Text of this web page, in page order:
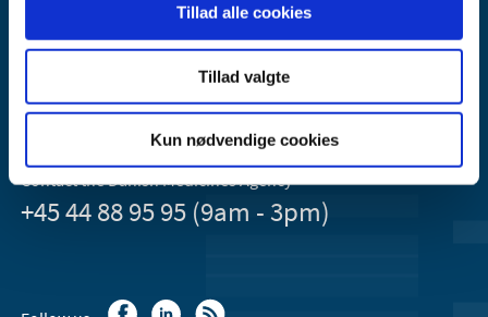
Tillad alle cookies
Tillad valgte
Kun nødvendige cookies
Email:dkma@dkma.dk
The Danish Medicines Agency is part of the
Ministry of Health and Ecclesiastical Affairs of Denmark.
Contact the Danish Medicines Agency
+45 44 88 95 95 (9am - 3pm)